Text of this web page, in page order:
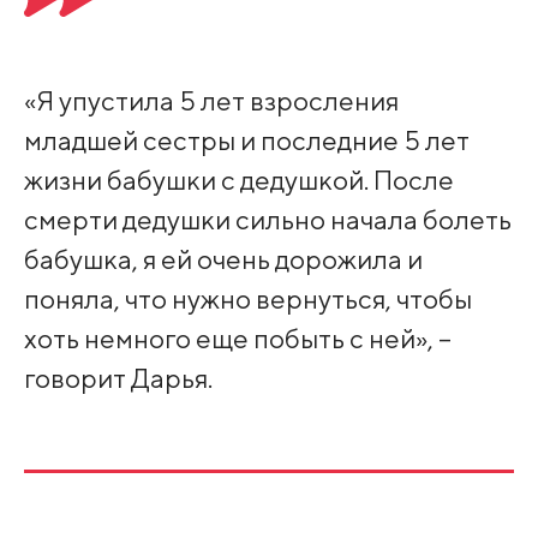
«Я упустила 5 лет взросления
младшей сестры и последние 5 лет
жизни бабушки с дедушкой. После
смерти дедушки сильно начала болеть
бабушка, я ей очень дорожила и
поняла, что нужно вернуться, чтобы
хоть немного еще побыть с ней», –
говорит Дарья.